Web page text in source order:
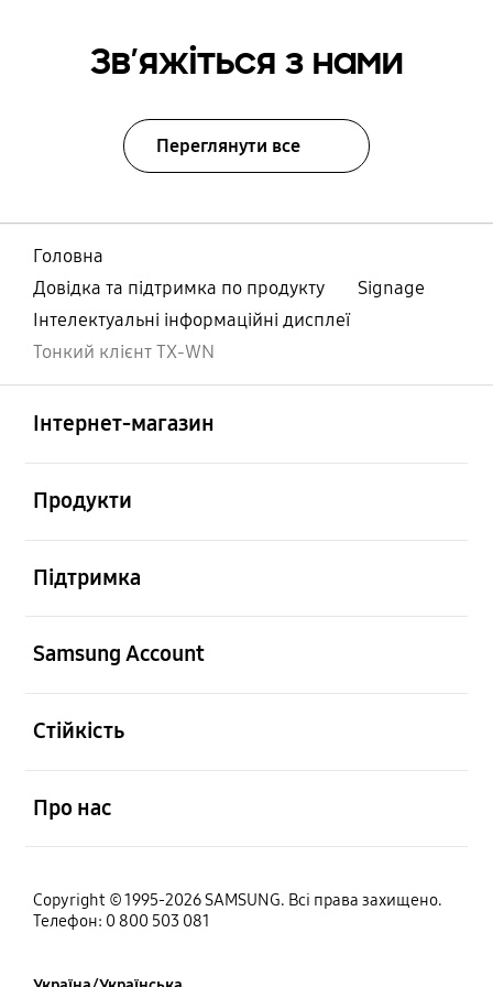
Зв’яжіться з нами
Переглянути все
Головна
Довідка та підтримка по продукту
Signage
Інтелектуальні інформаційні дисплеї
Тонкий клієнт TX-WN
Інтернет-магазин
Продукти
Підтримка
Samsung Account
Стійкість
Про нас
Copyright © 1995-2026 SAMSUNG. Всі права захищено.
Телефон: 0 800 503 081